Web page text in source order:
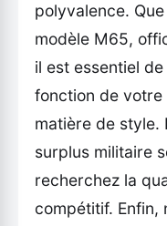
polyvalence.
modèle M65,
il est essentiel
fonction de votre
matière de style.
surplus militaire
recherchez la
compétitif. Enfin,